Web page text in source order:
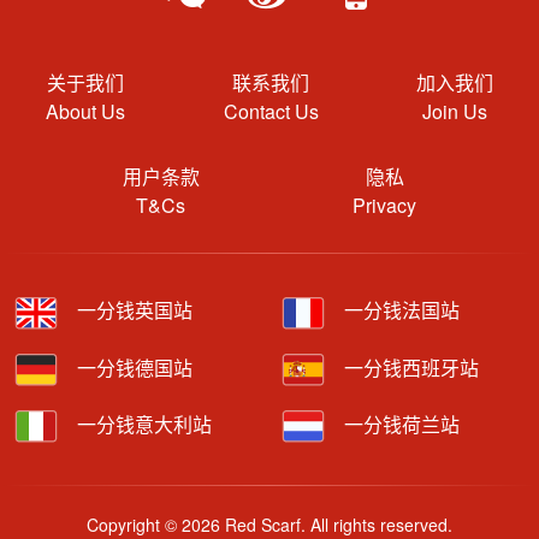
关于我们
About Us
联系我们
Contact Us
加入我们
Join Us
用户条款
T&Cs
隐私
Privacy
一分钱英国站 一分钱法国站
一分钱德国站 一分钱西班牙站
一分钱意大利站 一分钱荷兰站
Copyright © 2026 Red Scarf. All rights reserved.